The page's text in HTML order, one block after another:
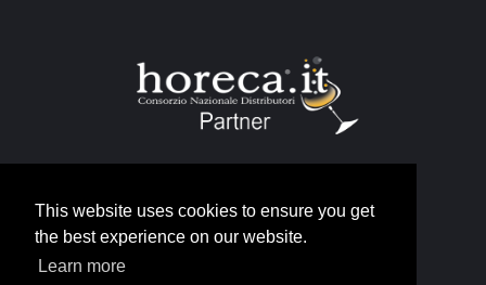
This website uses cookies to ensure you get
the best experience on our website.
Learn more
Portale Horeca